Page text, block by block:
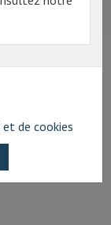
de cookies